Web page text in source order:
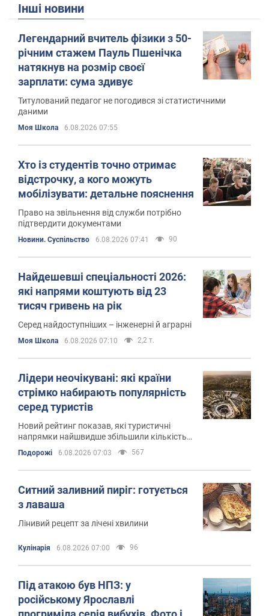
Інші новини
Легендарний вчитель фізики з 50-
річним стажем Пауль Пшенічка
натякнув на розмір своєї
зарплати: сума здивує
Титулований педагог не погодився зі статистичними
даними
Моя Школа 6.08.2026 07:55
Хто із студентів точно отримає
відстрочку, а кого можуть
мобілізувати: детальне пояснення
Право на звільнення від служби потрібно
підтвердити документами
Новини. Суспільство 6.08.2026 07:41 90
Найдешевші спеціальності 2026:
які напрями коштують від 23
тисяч гривень на рік
Серед найдоступніших – інженерні й аграрні
Моя Школа 6.08.2026 07:10 2,2 т.
Лідери неочікувані: які країни
стрімко набирають популярність
серед туристів
Новий рейтинг показав, які туристичні
напрямки найшвидше збільшили кількість
іноземних відвідувачів
Подорожі 6.08.2026 07:03 567
Ситний заливний пиріг: готується
з лаваша
Лінивий рецепт за лічені хвилини
Кулінарія 6.08.2026 07:00 96
Під атакою був НПЗ: у
російському Ярославлі